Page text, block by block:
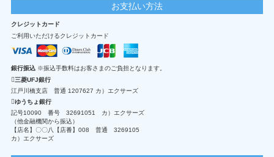
お支払い方法
クレジットカード
ご利用いただけるクレジットカード
銀行振込 ※振込手数料はお客さまのご負担となります。
三菱UFJ銀行
江戸川橋支店 普通 1207627 カ）エクサーズ
ゆうちょ銀行
記号10090 番号 32691051 カ）エクサーズ
（他金融機関から振込）
【店名】〇〇八【店番】008 普通 3269105
カ）エクサーズ